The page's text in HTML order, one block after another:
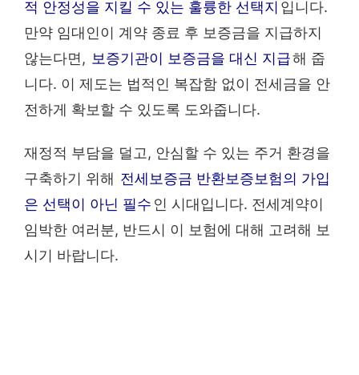
적 안정성을 지킬 수 있는 훌륭한 선택지 입니다.
만약 임대인이 계약 종료 후 보증금을 지급하지
않는다면, 보증기관이 보증금을 대신 지급해 줍
니다. 이 제도는 법적인 복잡함 없이 전세금을 안
전하게 확보할 수 있도록 도와줍니다.
재정적 부담을 덜고, 안심할 수 있는 주거 환경을
구축하기 위해 전세보증금 반환보증보험의 가입
은 선택이 아닌 필수 인 시대입니다. 전세계약이
임박한 여러분, 반드시 이 보험에 대해 고려해 보
시기 바랍니다.